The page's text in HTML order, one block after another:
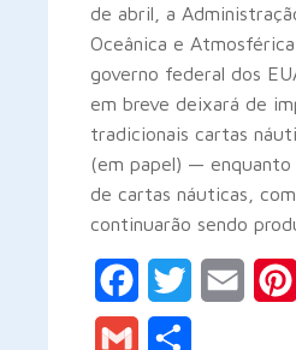
de abril, a
Oceânica e
governo federal dos
em breve deixará de
tradicionais cartas
(em papel) —
de cartas náuticas,
continuarão sendo
FacebookTwitter Email
Gmail